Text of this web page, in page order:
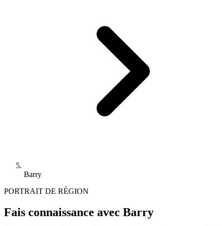
Barry
PORTRAIT DE RÉGION
Fais connaissance avec Barry